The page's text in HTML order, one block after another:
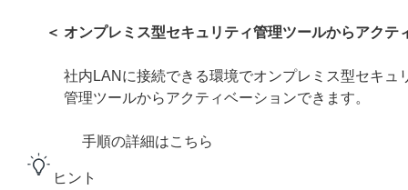
＜ オンプレミス型セキュリティ管理ツールからアクテ
社内LANに接続できる環境でオンプレミス型セキ
管理ツールからアクティベーションできます。
手順の詳細はこちら
ヒント